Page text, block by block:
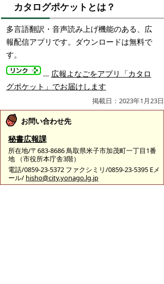
カタログポケットとは？
多言語翻訳・音声読み上げ機能のある、広
報配信アプリです。ダウンロードは無料で
す。
… 広報よなごをアプリ「カタロ
グポケット」でお届けします
掲載日：2023年1月23日
お問い合わせ先
秘書広報課
所在地/〒683-8686 鳥取県米子市加茂町一丁目1番
地 （市役所本庁舎3階）
電話/0859-23-5372 ファクシミリ/0859-23-5395 Eメ
ール/ hisho@city.yonago.lg.jp